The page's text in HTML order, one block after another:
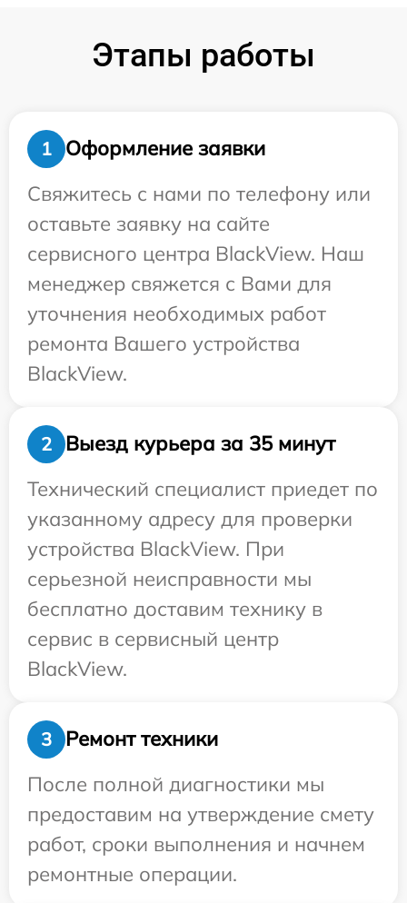
Этапы работы
1
Оформление заявки
Свяжитесь с нами по телефону или
оставьте заявку на сайте
сервисного центра BlackView. Наш
менеджер свяжется с Вами для
уточнения необходимых работ
ремонта Вашего устройства
BlackView.
2
Выезд курьера за 35 минут
Технический специалист приедет по
указанному адресу для проверки
устройства BlackView. При
серьезной неисправности мы
бесплатно доставим технику в
сервис в сервисный центр
BlackView.
3
Ремонт техники
После полной диагностики мы
предоставим на утверждение смету
работ, сроки выполнения и начнем
ремонтные операции.